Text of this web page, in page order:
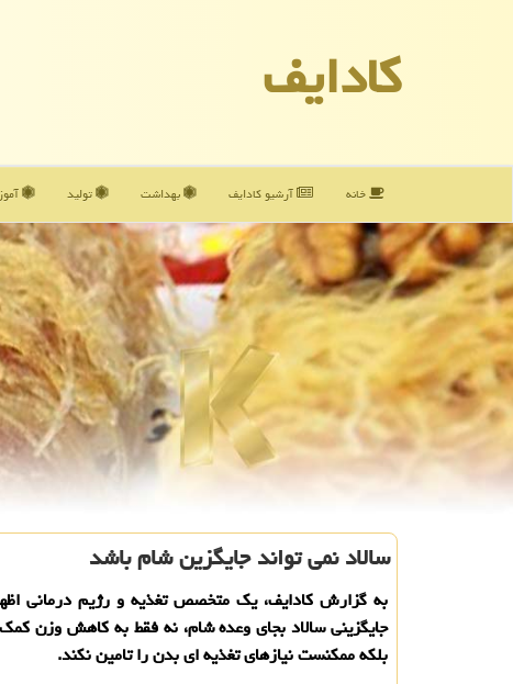
كادایف
خانه آرشیو كادایف بهداشت تولید
سالاد نمی تواند جایگزین شام باشد
به گزارش کادایف، یک متخصص تغذیه و رژیم درمانی
جایگزینی سالاد بجای وعده شام، نه فقط به کاهش وزن
بلکه ممکنست نیازهای تغذیه ای بدن را تامین نکند.